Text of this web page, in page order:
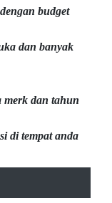
budget
dan banyak
merk dan tahun
di tempat anda